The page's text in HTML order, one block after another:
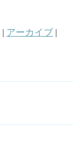
| アーカイブ |